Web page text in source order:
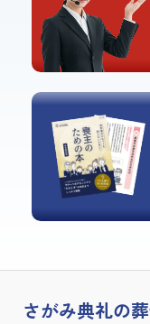
さがみ典礼の